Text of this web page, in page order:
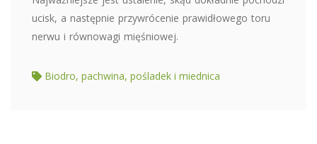
ucisk, a następnie przywrócenie prawidłowego toru
nerwu i równowagi mięśniowej.
Biodro, pachwina, pośladek i miednica